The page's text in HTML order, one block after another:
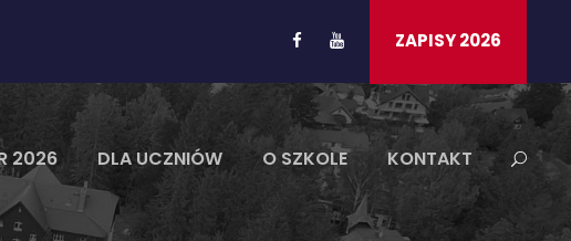
ZAPISY 2026
2026 DLA UCZNIÓW O SZKOLE KONTAKT